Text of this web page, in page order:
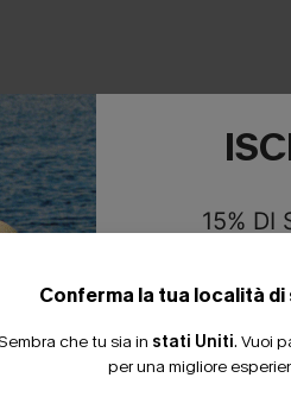
Conferma la tua località di
che tu sia in stati Uniti. Vuoi
per una migliore
15% DI